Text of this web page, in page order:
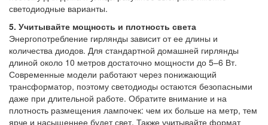
светодиодные варианты.
5. Учитывайте мощность и плотность света
Энергопотребление гирлянды зависит от ее длины и
количества диодов. Для стандартной домашней гирлянды
длиной около 10 метров достаточно мощности до 5–6 Вт.
Современные модели работают через понижающий
трансформатор, поэтому светодиоды остаются безопасными
даже при длительной работе. Обратите внимание и на
плотность размещения лампочек: чем их больше на метр, тем
ярче и насыщеннее будет свет. Также учитывайте формат